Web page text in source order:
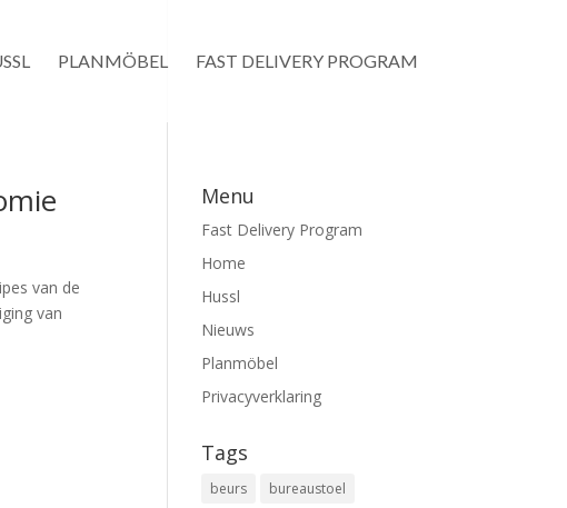
PLANMÖBEL FAST DELIVERY PROGRAM
van de
van
Menu
Fast Delivery Program
Home
Hussl
Nieuws
Planmöbel
Privacyverklaring
Tags
beurs
bureaustoel